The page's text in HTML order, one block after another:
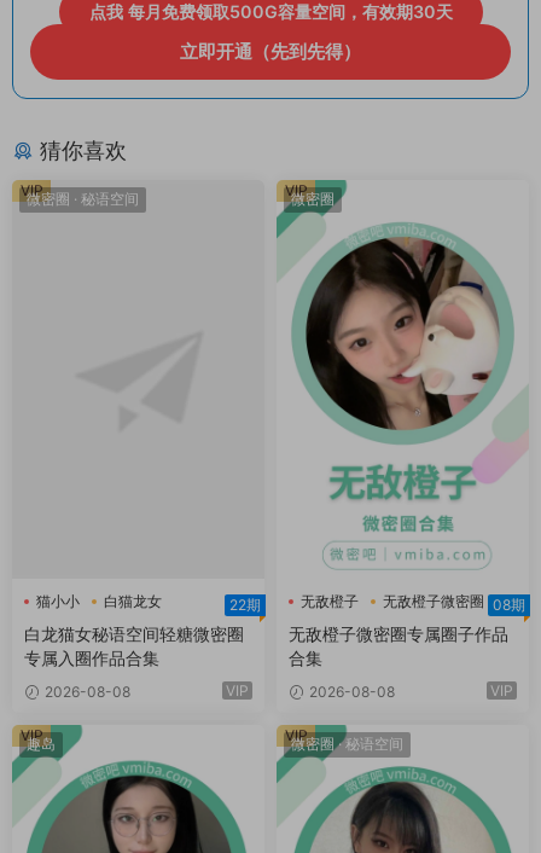
点我 每月免费领取500G容量空间，有效期30天
立即开通（先到先得）
猜你喜欢
微密圈 · 秘语空间
猫小小
白猫龙女
白猫龙女轻糖乐园
22期
白龙猫女秘语空间轻糖微密圈
专属入圈作品合集
2026-08-08 VIP
VIP 微密圈
无敌橙子 无敌橙子微密圈 08期
无敌橙子微密圈专属圈子作品
合集
2026-08-08 VIP
VIP
趣岛
VIP 微密圈·秘语空间
VIP